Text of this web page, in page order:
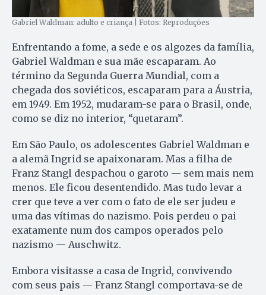
Gabriel Waldman: adulto e criança | Fotos: Reproduções
Enfrentando a fome, a sede e os algozes da família,
Gabriel Waldman e sua mãe escaparam. Ao
término da Segunda Guerra Mundial, com a
chegada dos soviéticos, escaparam para a Áustria,
em 1949. Em 1952, mudaram-se para o Brasil, onde,
como se diz no interior, “quetaram”.
Em São Paulo, os adolescentes Gabriel Waldman e
a alemã Ingrid se apaixonaram. Mas a filha de
Franz Stangl despachou o garoto — sem mais nem
menos. Ele ficou desentendido. Mas tudo levar a
crer que teve a ver com o fato de ele ser judeu e
uma das vítimas do nazismo. Pois perdeu o pai
exatamente num dos campos operados pelo
nazismo — Auschwitz.
Embora visitasse a casa de Ingrid, convivendo
com seus pais — Franz Stangl comportava-se de